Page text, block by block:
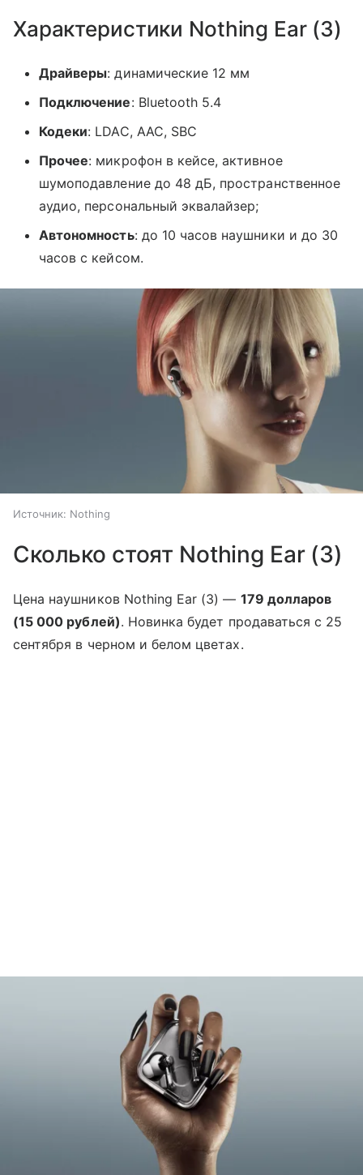
Характеристики Nothing Ear (3)
Драйверы: динамические 12 мм
Подключение: Bluetooth 5.4
Кодеки: LDAC, AAC, SBC
Прочее: микрофон в кейсе, активное
шумоподавление до 48 дБ, пространственное
аудио, персональный эквалайзер;
Автономность: до 10 часов наушники и до 30
часов с кейсом.
Источник: Nothing
Сколько стоят Nothing Ear (3)
Цена наушников Nothing Ear (3) — 179 долларов
(15 000 рублей). Новинка будет продаваться с 25
сентября в черном и белом цветах.